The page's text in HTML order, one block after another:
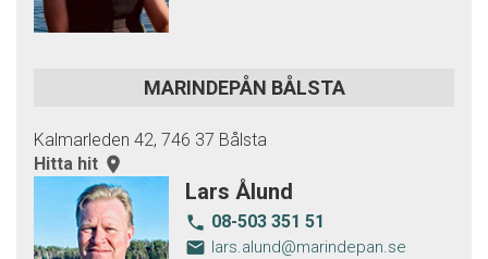
MARINDEPÅN BÅLSTA
Kalmarleden 42, 746 37 Bålsta
Hitta hit room
Lars Ålund
local_phone 08-503 351 51
email lars.alund@marindepan.se